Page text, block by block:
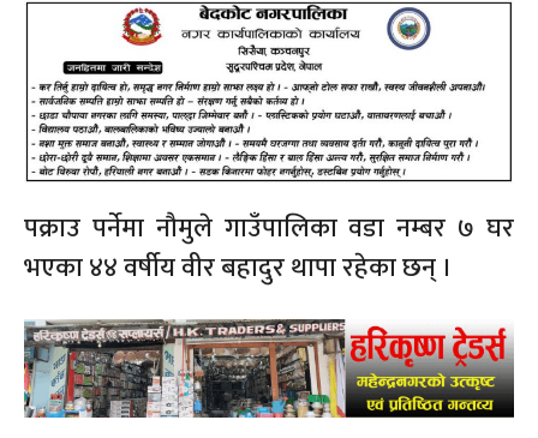
पक्राउ पर्नेमा नौमुले गाउँपालिका वडा नम्बर ७ घर
भएका ४४ वर्षीय वीर बहादुर थापा रहेका छन् ।